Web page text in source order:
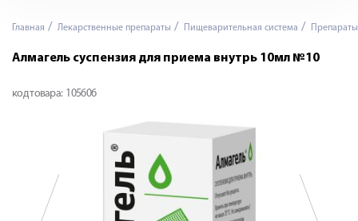
Главная Лекарственные препараты Пищеварительная система
Алмагель суспензия для приема внутрь 10мл №10
код товара: 105606